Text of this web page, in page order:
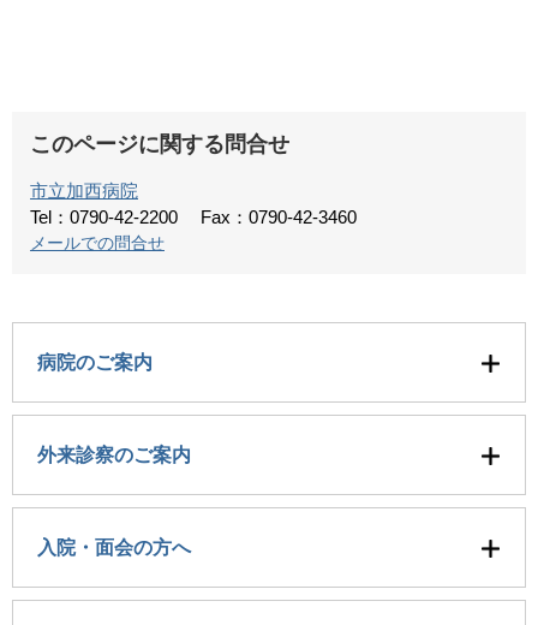
このページに関する問合せ
市立加西病院
Tel：0790-42-2200
Fax：0790-42-3460
メールでの問合せ
病院のご案内
外来診察のご案内
入院・面会の方へ